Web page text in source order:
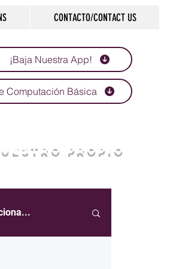
CONTACTO/CONTACT US
¡Baja Nuestra App!
Computación Básica
PROPIO